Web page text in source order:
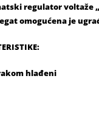
regulator voltaže
omogućena je
hlađeni